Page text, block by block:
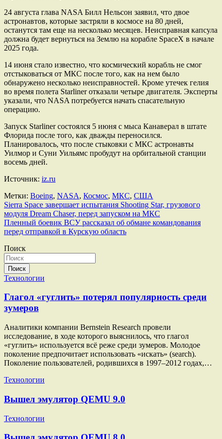
24 августа глава NASA Билл Нельсон заявил, что двое
астронавтов, которые застряли в космосе на 80 дней,
останутся там еще на несколько месяцев. Неисправная капсула
должна будет вернуться на Землю на корабле SpaceX в начале
2025 года.
14 июня стало известно, что космический корабль не смог
отстыковаться от МКС после того, как на нем было
обнаружено несколько неисправностей. Кроме утечек гелия
во время полета Starliner отказали четыре двигателя. Эксперты
указали, что NASA потребуется начать спасательную
операцию.
Запуск Starliner состоялся 5 июня с мыса Канаверал в штате
Флорида после того, как дважды переносился.
Планировалось, что после стыковки с МКС астронавты
Уилмор и Суни Уильямс пробудут на орбитальной станции
восемь дней.
Источник: iz.ru
Метки: Boeing, NASA, Космос, МКС, США
Навигация
по
записям
Sierra Space завершает испытания Shooting Star, грузового
модуля Dream Chaser, перед запуском на МКС
Пленный боевик ВСУ рассказал об обмане командования
перед отправкой в Курскую область
Поиск
Поиск
Технологии
Глагол «гуглить» потерял популярность среди
зумеров
Аналитики компании Bernstein Research провели
исследование, в ходе которого выяснилось, что глагол
«гуглить» используется всё реже среди зумеров. Молодое
поколение предпочитает использовать «искать» (search).
Поколение пользователей, родившихся в 1997–2012 годах,…
Технологии
Вышел эмулятор QEMU 9.0
Технологии